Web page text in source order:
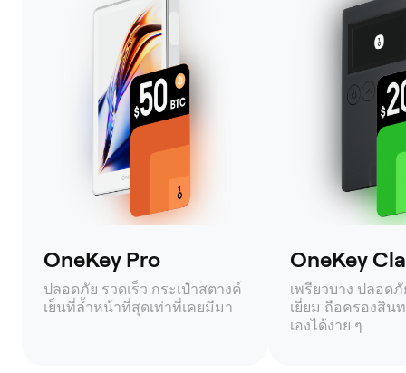
OneKey Pro
ปลอดภัย รวดเร็ว กระเป๋าสตางค์
เย็นที่ล้ำหน้าที่สุดเท่าที่เคยมีมา
OneKey
เพรียวบาง ปลอด
เยี่ยม ถือครองสิน
เองได้ง่าย ๆ